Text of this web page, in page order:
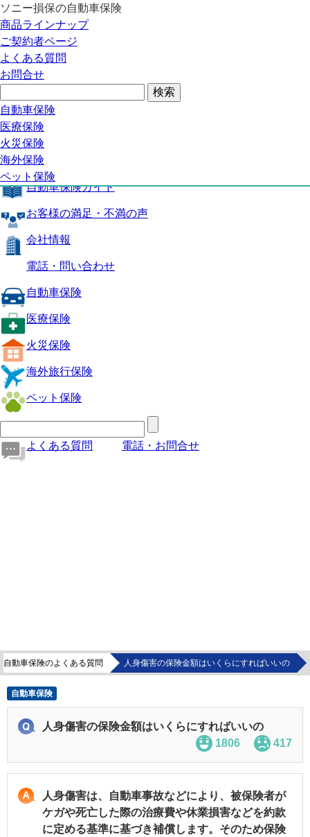
ソニー損保の自動車保険
商品ラインナップ
ご契約者ページ
よくある質問
お問合せ
自動車保険
医療保険
火災保険
海外保険
ペット保険
自動車保険トップ
商品の特長
補償内容
自動車保険ガイド
お客様の満足・不満の声
自動車保険トップ
商品の特長
補償内容
自動車保険ガイド
お客様の満足・不満の声
会社情報
電話・問い合わせ
自動車保険
医療保険
火災保険
海外旅行保険
ペット保険
よくある質問 電話・お問合せ
自動車保険のよくある質問 人身傷害の保険金額はいくらにすればいいの
自動車保険
人身傷害の保険金額はいくらにすればいいの
1806
417
人身傷害は、自動車事故などにより、被保険者が
ケガや死亡した際の治療費や休業損害などを約款
に定める基準に基づき補償します。そのため保険